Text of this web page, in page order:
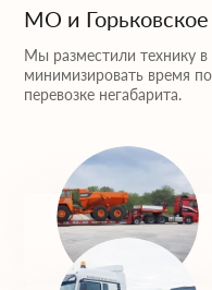
МО и
Мы разместили технику в
минимизировать время
перевозке негабарита.